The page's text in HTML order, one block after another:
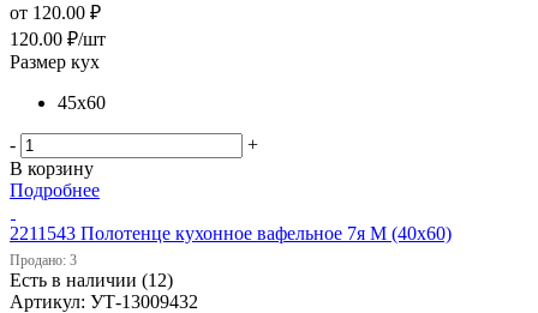
от 120.00 ₽
120.00 ₽/шт
Размер кух
45х60
-
+
В корзину
Подробнее
2211543 Полотенце кухонное вафельное 7я М (40х60)
Продано: 3
Есть в наличии (12)
Артикул: УТ-13009432